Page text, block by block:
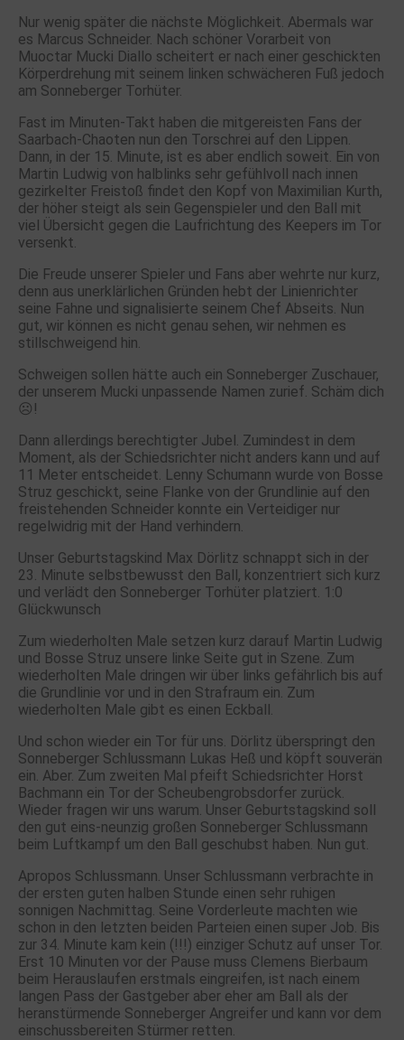
Nur wenig später die nächste Möglichkeit. Abermals war
es Marcus Schneider. Nach schöner Vorarbeit von
Muoctar Mucki Diallo scheitert er nach einer geschickten
Körperdrehung mit seinem linken schwächeren Fuß jedoch
am Sonneberger Torhüter.
Fast im Minuten-Takt haben die mitgereisten Fans der
Saarbach-Chaoten nun den Torschrei auf den Lippen.
Dann, in der 15. Minute, ist es aber endlich soweit. Ein von
Martin Ludwig von halblinks sehr gefühlvoll nach innen
gezirkelter Freistoß findet den Kopf von Maximilian Kurth,
der höher steigt als sein Gegenspieler und den Ball mit
viel Übersicht gegen die Laufrichtung des Keepers im Tor
versenkt.
Die Freude unserer Spieler und Fans aber wehrte nur kurz,
denn aus unerklärlichen Gründen hebt der Linienrichter
seine Fahne und signalisierte seinem Chef Abseits. Nun
gut, wir können es nicht genau sehen, wir nehmen es
stillschweigend hin.
Schweigen sollen hätte auch ein Sonneberger Zuschauer,
der unserem Mucki unpassende Namen zurief. Schäm dich
☹️!
Dann allerdings berechtigter Jubel. Zumindest in dem
Moment, als der Schiedsrichter nicht anders kann und auf
11 Meter entscheidet. Lenny Schumann wurde von Bosse
Struz geschickt, seine Flanke von der Grundlinie auf den
freistehenden Schneider konnte ein Verteidiger nur
regelwidrig mit der Hand verhindern.
Unser Geburtstagskind Max Dörlitz schnappt sich in der
23. Minute selbstbewusst den Ball, konzentriert sich kurz
und verlädt den Sonneberger Torhüter platziert. 1:0
Glückwunsch
Zum wiederholten Male setzen kurz darauf Martin Ludwig
und Bosse Struz unsere linke Seite gut in Szene. Zum
wiederholten Male dringen wir über links gefährlich bis auf
die Grundlinie vor und in den Strafraum ein. Zum
wiederholten Male gibt es einen Eckball.
Und schon wieder ein Tor für uns. Dörlitz überspringt den
Sonneberger Schlussmann Lukas Heß und köpft souverän
ein. Aber. Zum zweiten Mal pfeift Schiedsrichter Horst
Bachmann ein Tor der Scheubengrobsdorfer zurück.
Wieder fragen wir uns warum. Unser Geburtstagskind soll
den gut eins-neunzig großen Sonneberger Schlussmann
beim Luftkampf um den Ball geschubst haben. Nun gut.
Apropos Schlussmann. Unser Schlussmann verbrachte in
der ersten guten halben Stunde einen sehr ruhigen
sonnigen Nachmittag. Seine Vorderleute machten wie
schon in den letzten beiden Parteien einen super Job. Bis
zur 34. Minute kam kein (!!!) einziger Schutz auf unser Tor.
Erst 10 Minuten vor der Pause muss Clemens Bierbaum
beim Herauslaufen erstmals eingreifen, ist nach einem
langen Pass der Gastgeber aber eher am Ball als der
heranstürmende Sonneberger Angreifer und kann vor dem
einschussbereiten Stürmer retten.